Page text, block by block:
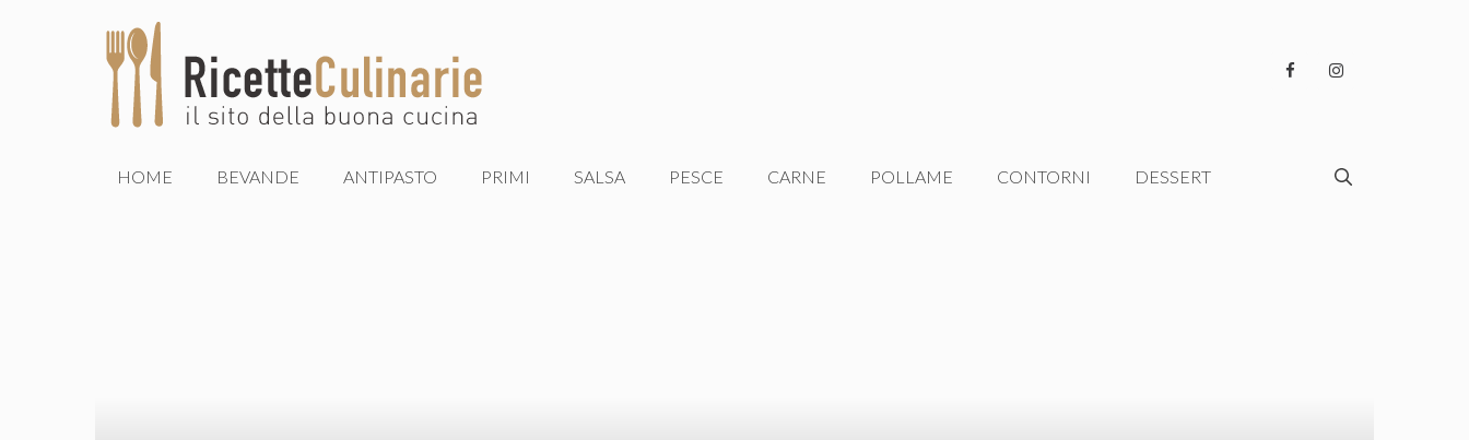
HOME BEVANDE ANTIPASTO PRIMI SALSA PESCE CARNE POLLAME CONTORNI DESSERT